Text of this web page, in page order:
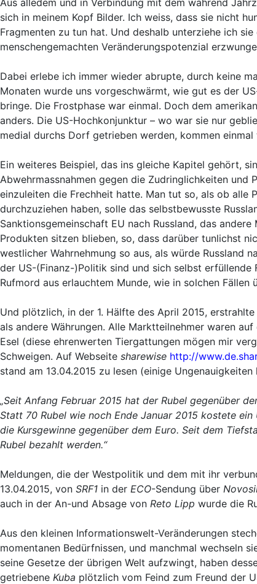
sich in meinem Kopf Bilder. Ich weiss, dass sie nicht
Fragmenten zu tun hat. Und deshalb unterziehe ich
menschengemachten Veränderungspotenzial
Dabei erlebe ich immer wieder abrupte, durch keine
Monaten wurde uns vorgeschwärmt, wie gut es der
bringe. Die Frostphase war einmal. Doch dem
anders. Die US-Hochkonjunktur – wo war sie nur
medial durchs Dorf getrieben werden, kommen
Ein weiteres Beispiel, das ins gleiche Kapitel gehört,
Abwehrmassnahmen gegen die Zudringlichkeiten
einzuleiten die Frechheit hatte. Man tut so, als ob alle
durchzuziehen haben, solle das selbstbewusste
Sanktionsgemeinschaft EU nach Russland, das
Produkten sitzen blieben, so, dass darüber tunlichst
westlicher Wahrnehmung so aus, als würde Russland
der US-(Finanz-)Politik sind und sich selbst erfüllende
Rufmord aus erlauchtem Munde, wie in solchen Fällen
Und plötzlich, in der 1. Hälfte des April 2015,
als andere Währungen. Alle Marktteilnehmer waren
Esel (diese ehrenwerten Tiergattungen mögen mir
Schweigen. Auf Webseite sharewise http://
stand am 13.04.2015 zu lesen (einige
„Seit Anfang Februar 2015 hat der Rubel gegenüber
Statt 70 Rubel wie noch Ende Januar 2015 kostete
die Kursgewinne gegenüber dem Euro. Seit dem
Rubel bezahlt werden.“
Meldungen, die der Westpolitik und dem mit ihr
13.04.2015, von SRF1 in der ECO-Sendung über
auch in der An-und Absage von Reto Lipp wurde die
Aus den kleinen Informationswelt-Veränderungen
momentanen Bedürfnissen, und manchmal wechseln
seine Gesetze der übrigen Welt aufzwingt, haben
getriebene Kuba plötzlich vom Feind zum Freund der